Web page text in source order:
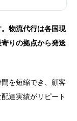
物流代行は各国現
りの拠点から発送
を短縮でき、顧客
達実績がリピート